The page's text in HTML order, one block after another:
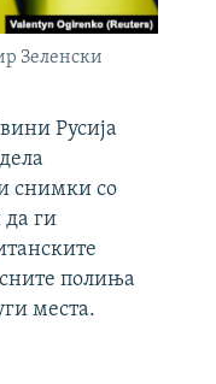
Зеленски
Русија
снимки со
ги
полиња
места.